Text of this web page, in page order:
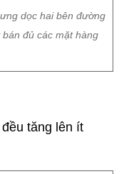
dọc hai bên đường
đủ các mặt hàng
tăng lên ít